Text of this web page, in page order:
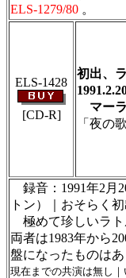
ELS-1279/80 。
ELS-1428
[CD-R]
初出、
マー
「夜の歌
録音：1991年2月
トン）｜おそらく初
極めて珍しいラト
両者は1983年から
盤になったものは
現在までの共演は無し